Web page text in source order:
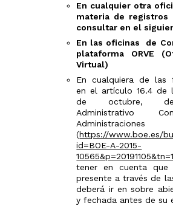
En cualquier otra
materia de registros
consultar en el
En las oficinas de
plataforma ORVE
Virtual)
En cualquiera de las
en el artículo 16.4 de
de octubre, del
Administrativo
(https://www.boe.es/
id=BOE-A-2015-
tener en cuenta
presente a través de
deberá ir en sobre
y fechada antes de su